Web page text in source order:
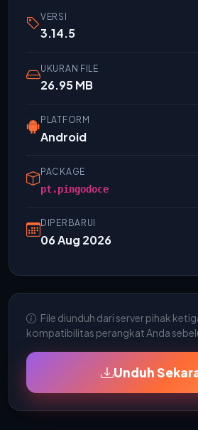
VERSI
3.14.5
UKURAN FILE
26.95 MB
PLATFORM
Android
PACKAGE
pt.pingodoce
DIPERBARUI
06 Aug 2026
File diunduh dari server pihak
kompatibilitas perangkat Anda
Unduh